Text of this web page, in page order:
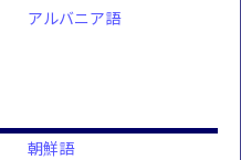
アルバニア語
朝鮮語